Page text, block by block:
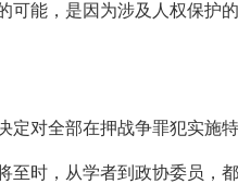
能，是因为涉及人权保护
对全部在押战争罪犯实施
时，从学者到政协委员，